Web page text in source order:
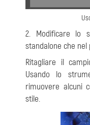
2. Modificare lo
standalone che nel
Ritagliare il
Usando lo
rimuovere alcuni
stile.